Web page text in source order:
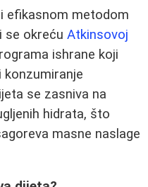
efikasnom metodom
se okreću Atkinsovoj
ishrane koji
konzumiranje
se zasniva na
hidrata, što
masne naslage